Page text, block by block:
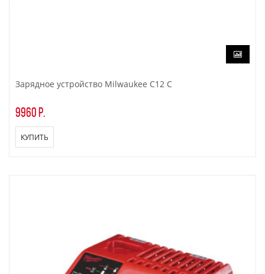
Зарядное устройство Milwaukee C12 C
9960 р.
КУПИТЬ